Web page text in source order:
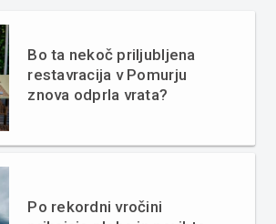
Bo ta nekoč priljubljena
restavracija v Pomurju
znova odprla vrata?
Po rekordni vročini